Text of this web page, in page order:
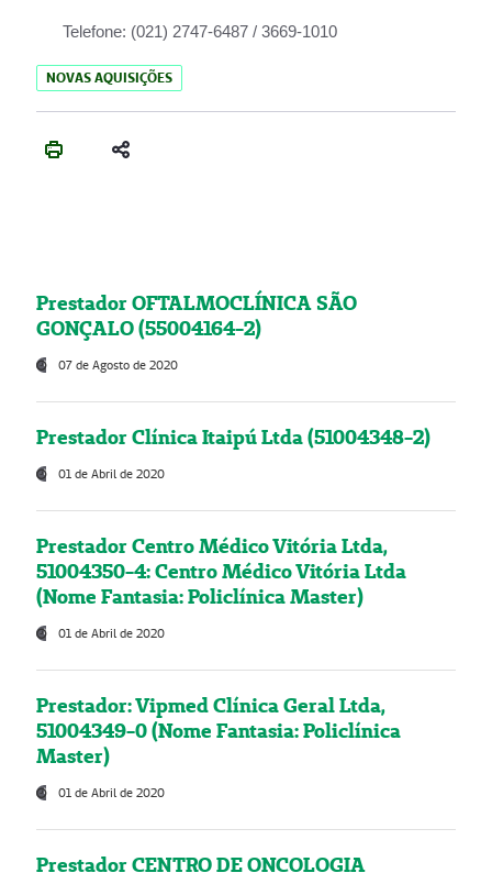
Telefone: (021) 2747-6487 / 3669-1010
NOVAS AQUISIÇÕES
Prestador OFTALMOCLÍNICA SÃO
GONÇALO (55004164-2)
07 de Agosto de 2020
Prestador Clínica Itaipú Ltda (51004348-2)
01 de Abril de 2020
Prestador Centro Médico Vitória Ltda,
51004350-4: Centro Médico Vitória Ltda
(Nome Fantasia: Policlínica Master)
01 de Abril de 2020
Prestador: Vipmed Clínica Geral Ltda,
51004349-0 (Nome Fantasia: Policlínica
Master)
01 de Abril de 2020
Prestador CENTRO DE ONCOLOGIA